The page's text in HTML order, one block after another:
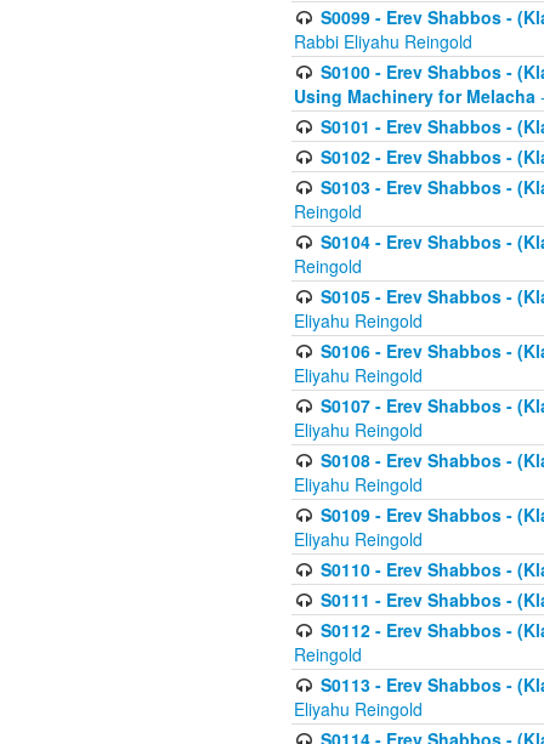
S0099 - Erev Shabbos -
Rabbi Eliyahu Reingold
S0100 - Erev Shabbos -
Using Machinery for Melacha
S0101 - Erev Shabbos -
S0102 - Erev Shabbos -
S0103 - Erev Shabbos -
Reingold
S0104 - Erev Shabbos -
Reingold
S0105 - Erev Shabbos -
Eliyahu Reingold
S0106 - Erev Shabbos -
Eliyahu Reingold
S0107 - Erev Shabbos -
Eliyahu Reingold
S0108 - Erev Shabbos -
Eliyahu Reingold
S0109 - Erev Shabbos -
Eliyahu Reingold
S0110 - Erev Shabbos -
S0111 - Erev Shabbos -
S0112 - Erev Shabbos -
Reingold
S0113 - Erev Shabbos -
Eliyahu Reingold
S0114 - Erev Shabbos -